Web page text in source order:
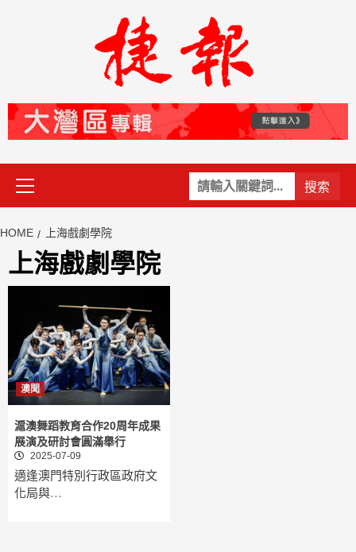
關
鍵
Primary
Menu
HOME 上海戲劇學院
上海戲劇學院
澳聞
滬澳舞蹈教育合作20周年成果
展演及研討會圓滿舉行
2025-07-09
適逢澳門特別行政區政府文
化局與…